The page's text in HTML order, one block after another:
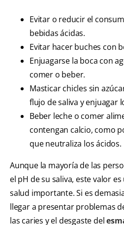
Evitar o reducir el
bebidas ácidas.
Evitar hacer buches con
Enjuagarse la boca con
comer o beber.
Masticar chicles sin
flujo de saliva y enjuagar
Beber leche o comer
contengan calcio, como
que neutraliza los ácidos.
Aunque la mayoría de las
el pH de su saliva, este valor
salud importante. Si es
llegar a presentar problemas
las caries y el desgaste del